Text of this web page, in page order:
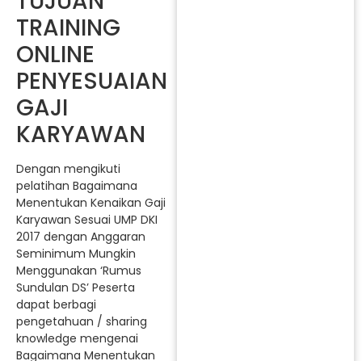
TRAINING
ONLINE
PENYESUAIAN
GAJI
KARYAWAN
Dengan mengikuti
pelatihan Bagaimana
Menentukan Kenaikan Gaji
Karyawan Sesuai UMP DKI
2017 dengan Anggaran
Seminimum Mungkin
Menggunakan ‘Rumus
Sundulan DS’ Peserta
dapat berbagi
pengetahuan / sharing
knowledge mengenai
Bagaimana Menentukan